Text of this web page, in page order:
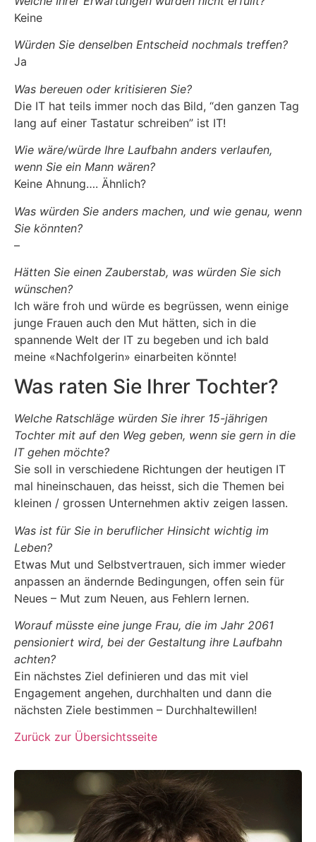
Keine
Würden Sie denselben Entscheid nochmals treffen?
Ja
Was bereuen oder kritisieren Sie?
Die IT hat teils immer noch das Bild, “den ganzen Tag
lang auf einer Tastatur schreiben” ist IT!
Wie wäre/würde Ihre Laufbahn anders verlaufen,
wenn Sie ein Mann wären?
Keine Ahnung…. Ähnlich?
Was würden Sie anders machen, und wie genau, wenn
Sie könnten?
–
Hätten Sie einen Zauberstab, was würden Sie sich
wünschen?
Ich wäre froh und würde es begrüssen, wenn einige
junge Frauen auch den Mut hätten, sich in die
spannende Welt der IT zu begeben und ich bald
meine «Nachfolgerin» einarbeiten könnte!
Was raten Sie Ihrer Tochter?
Welche Ratschläge würden Sie ihrer 15-jährigen
Tochter mit auf den Weg geben, wenn sie gern in die
IT gehen möchte?
Sie soll in verschiedene Richtungen der heutigen IT
mal hineinschauen, das heisst, sich die Themen bei
kleinen / grossen Unternehmen aktiv zeigen lassen.
Was ist für Sie in beruflicher Hinsicht wichtig im
Leben?
Etwas Mut und Selbstvertrauen, sich immer wieder
anpassen an ändernde Bedingungen, offen sein für
Neues – Mut zum Neuen, aus Fehlern lernen.
Worauf müsste eine junge Frau, die im Jahr 2061
pensioniert wird, bei der Gestaltung ihre Laufbahn
achten?
Ein nächstes Ziel definieren und das mit viel
Engagement angehen, durchhalten und dann die
nächsten Ziele bestimmen – Durchhaltewillen!
Zurück zur Übersichtsseite